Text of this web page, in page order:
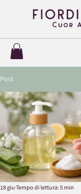
Post
18 giuTempo di lettura: 5 min